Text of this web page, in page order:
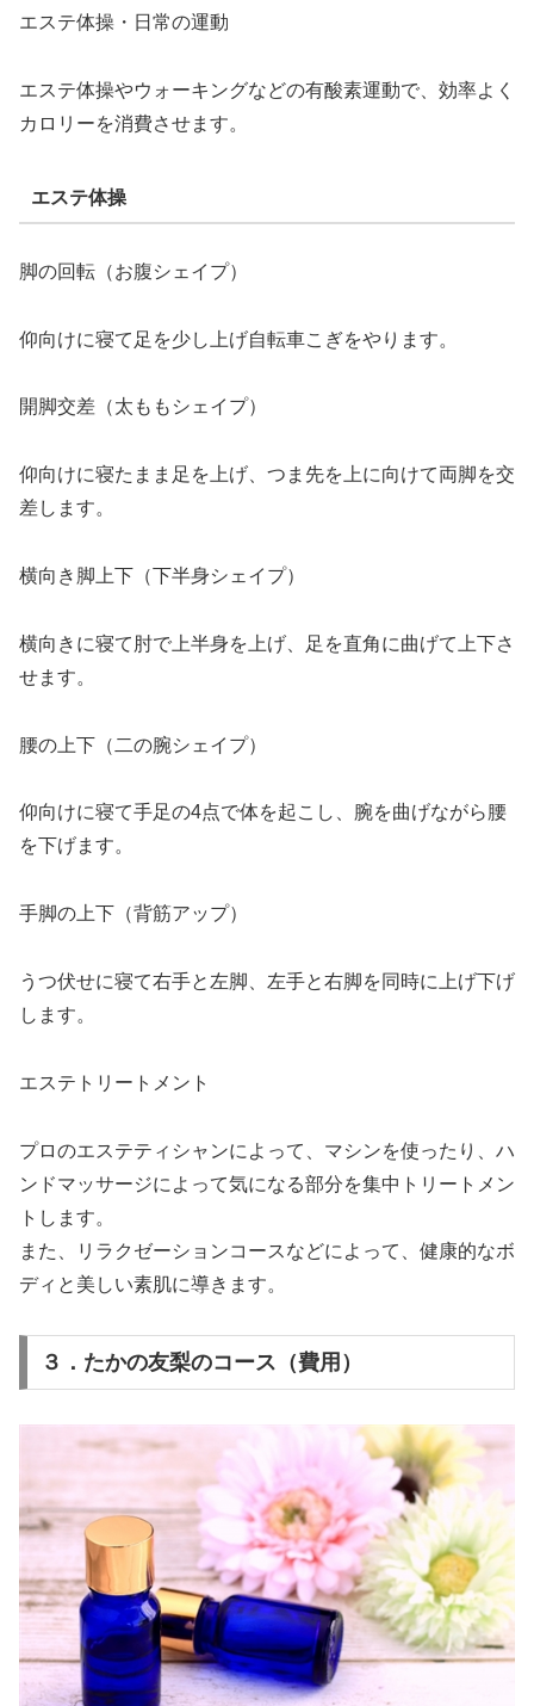
エステ体操・日常の運動
エステ体操やウォーキングなどの有酸素運動で、効率よく
カロリーを消費させます。
エステ体操
脚の回転（お腹シェイプ）
仰向けに寝て足を少し上げ自転車こぎをやります。
開脚交差（太ももシェイプ）
仰向けに寝たまま足を上げ、つま先を上に向けて両脚を交
差します。
横向き脚上下（下半身シェイプ）
横向きに寝て肘で上半身を上げ、足を直角に曲げて上下さ
せます。
腰の上下（二の腕シェイプ）
仰向けに寝て手足の4点で体を起こし、腕を曲げながら腰
を下げます。
手脚の上下（背筋アップ）
うつ伏せに寝て右手と左脚、左手と右脚を同時に上げ下げ
します。
エステトリートメント
プロのエステティシャンによって、マシンを使ったり、ハ
ンドマッサージによって気になる部分を集中トリートメン
トします。
また、リラクゼーションコースなどによって、健康的なボ
ディと美しい素肌に導きます。
３．たかの友梨のコース（費用）